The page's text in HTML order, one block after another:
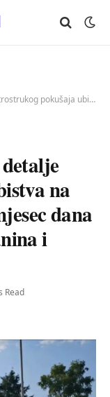
mjesec dana iza rešetaka za Bogućanina i Garibovića
na
dana
i
Read